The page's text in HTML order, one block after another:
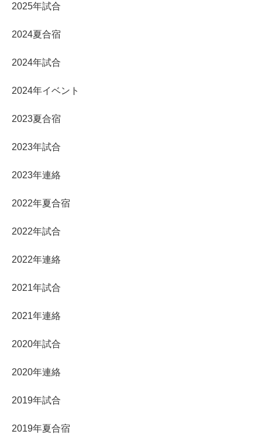
2025年試合
2024夏合宿
2024年試合
2024年イベント
2023夏合宿
2023年試合
2023年連絡
2022年夏合宿
2022年試合
2022年連絡
2021年試合
2021年連絡
2020年試合
2020年連絡
2019年試合
2019年夏合宿